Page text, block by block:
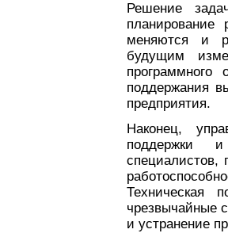
Решение
меняются и
будущим
программного
поддержания
предприятия.
Наконец,
поддержки
специалистов,
Техническая
чрезвычайные
и устранение